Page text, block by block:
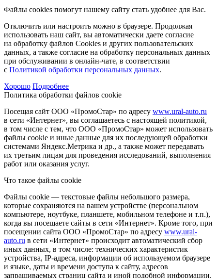
Файлы cookies помогут нашему сайту стать удобнее для Вас.
Отключить или настроить можно в браузере. Продолжая
использовать наш сайт, вы автоматически даете согласие
на обработку файлов Cookies и других пользовательских
данных, а также согласие на обработку персональных данных
при обслуживании в онлайн-чате, в соответствии
с Политикой обработки персональных данных.
Хорошо Подробнее
Политика обработки файлов cookie
Посещая сайт ООО «ПромоСтар» по адресу www.ural-auto.ru
в сети «Интернет», вы соглашаетесь с настоящей политикой,
в том числе с тем, что ООО «ПромоСтар» может использовать
файлы cookie и иные данные для их последующей обработки
системами Яндекс.Метрика и др., а также может передавать
их третьим лицам для проведения исследований, выполнения
работ или оказания услуг.
Что такое файлы cookie
Файлы cookie — текстовые файлы небольшого размера,
которые сохраняются на вашем устройстве (персональном
компьютере, ноутбуке, планшете, мобильном телефоне и т.п.),
когда вы посещаете сайты в сети «Интернет». Кроме того, при
посещении сайта ООО «ПромоСтар» по адресу www.ural-
auto.ru в сети «Интернет» происходит автоматический сбор
иных данных, в том числе: технических характеристик
устройства, IP-адреса, информации об используемом браузере
и языке, даты и времени доступа к сайту, адресов
запрашиваемых страниц сайта и иной подобной информации.